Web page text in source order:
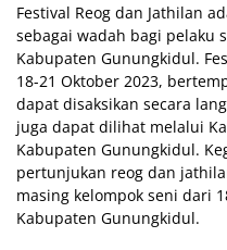
Festival Reog dan Jathilan
sebagai wadah bagi pelaku
Kabupaten Gunungkidul.
18-21 Oktober 2023,
dapat disaksikan secara
juga dapat dilihat melalui
Kabupaten Gunungkidul.
pertunjukan reog dan
masing kelompok seni dari
Kabupaten Gunungkidul.